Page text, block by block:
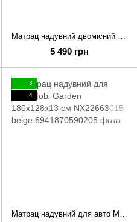
Матрац надувний двомісний з вбудованим насосом Mobi Garden Air double bed 26 см NX23663026 sand
5 490 грн
3
4